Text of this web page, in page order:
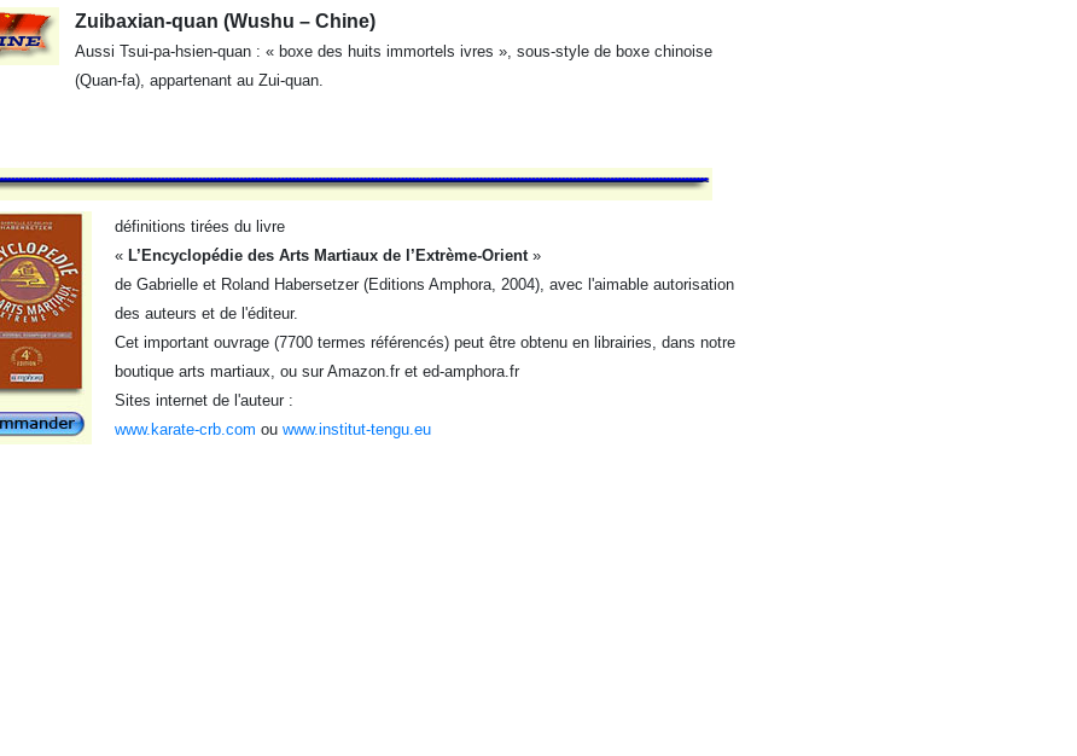
Zuibaxian-quan (Wushu – Chine)
Aussi Tsui-pa-hsien-quan : « boxe des huits immortels ivres », sous-style de boxe chinoise
(Quan-fa), appartenant au Zui-quan.
définitions tirées du livre
« L’Encyclopédie des Arts Martiaux de l’Extrème-Orient»
de Gabrielle et Roland Habersetzer (Editions Amphora, 2004), avec l'aimable autorisation
des auteurs et de l'éditeur.
Cet important ouvrage (7700 termes référencés) peut être obtenu en librairies, dans notre
boutique arts martiaux, ou sur Amazon.fr et ed-amphora.fr
Sites internet de l'auteur :
www.karate-crb.com ou www.institut-tengu.eu